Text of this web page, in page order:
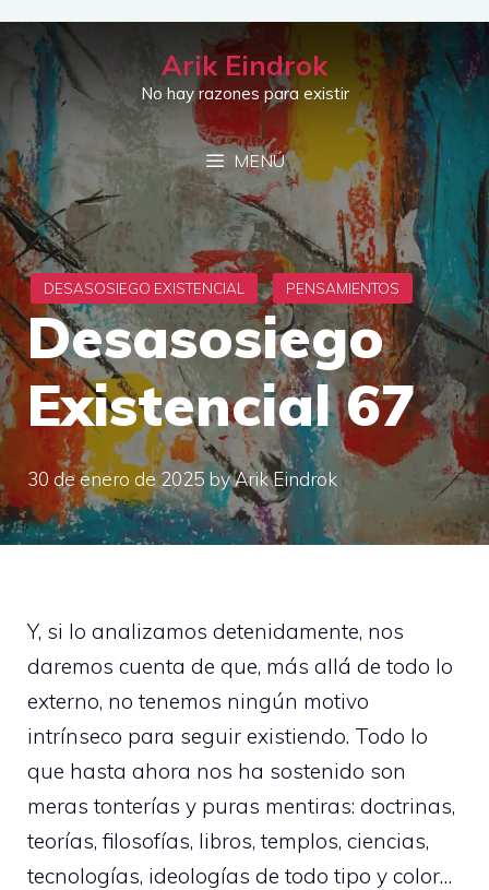
Saltar
contenido
Arik Eindrok
No hay razones para existir
MENÚ
Desasosiego
Existencial 67
30 de enero de 2025byArik Eindrok
Y, si lo analizamos detenidamente, nos
daremos cuenta de que, más allá de todo lo
externo, no tenemos ningún motivo
intrínseco para seguir existiendo. Todo lo
que hasta ahora nos ha sostenido son
meras tonterías y puras mentiras: doctrinas,
teorías, filosofías, libros, templos, ciencias,
tecnologías, ideologías de todo tipo y color…